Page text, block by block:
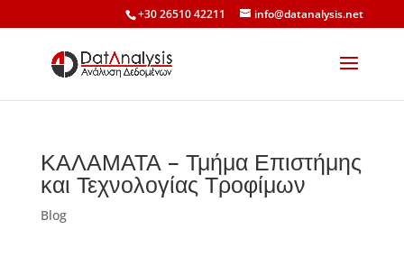
+30 26510 42211 info@datanalysis.net
ΚΑΛΑΜΑΤΑ – Τμήμα Επιστήμης
και Τεχνολογίας Τροφίμων
Blog